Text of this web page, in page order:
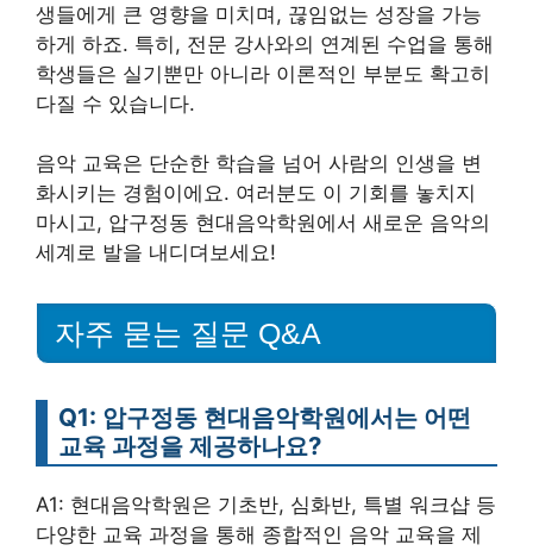
생들에게 큰 영향을 미치며, 끊임없는 성장을 가능
하게 하죠. 특히, 전문 강사와의 연계된 수업을 통해
학생들은 실기뿐만 아니라 이론적인 부분도 확고히
다질 수 있습니다.
음악 교육은 단순한 학습을 넘어 사람의 인생을 변
화시키는 경험이에요. 여러분도 이 기회를 놓치지
마시고, 압구정동 현대음악학원에서 새로운 음악의
세계로 발을 내디뎌보세요!
자주 묻는 질문 Q&A
Q1: 압구정동 현대음악학원에서는 어떤
교육 과정을 제공하나요?
A1: 현대음악학원은 기초반, 심화반, 특별 워크샵 등
다양한 교육 과정을 통해 종합적인 음악 교육을 제